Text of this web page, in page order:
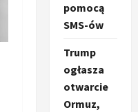
pomocą
SMS-ów
Trump
ogłasza
otwarcie
Ormuz,